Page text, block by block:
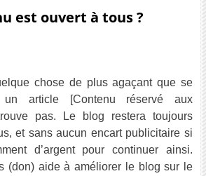
est ouvert à tous ?
chose de plus agaçant que se
un article [Contenu réservé aux
pas. Le blog restera toujours
et sans aucun encart publicitaire si
d’argent pour continuer ainsi.
(don) aide à améliorer le blog sur le